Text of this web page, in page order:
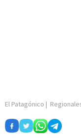
El Patagónico |